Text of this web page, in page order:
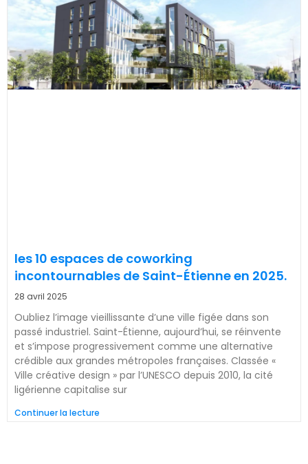
les 10 espaces de coworking
incontournables de Saint-Étienne en 2025.
28 avril 2025
Oubliez l’image vieillissante d’une ville figée dans son
passé industriel. Saint-Étienne, aujourd’hui, se réinvente
et s’impose progressivement comme une alternative
crédible aux grandes métropoles françaises. Classée «
Ville créative design » par l’UNESCO depuis 2010, la cité
ligérienne capitalise sur
Continuer la lecture